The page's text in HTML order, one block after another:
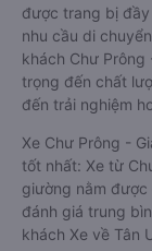
được trang bị
nhu cầu di
khách Chư Prông
trọng đến chất
đến trải nghiệm
Xe Chư Prông -
tốt nhất: Xe từ
giường nằm
đánh giá trung
khách Xe về Tân